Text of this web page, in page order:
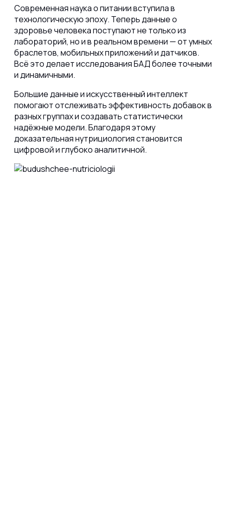
Современная наука о питании вступила в
технологическую эпоху. Теперь данные о
здоровье человека поступают не только из
лабораторий, но и в реальном времени — от умных
браслетов, мобильных приложений и датчиков.
Всё это делает исследования БАД более точными
и динамичными.
Большие данные и искусственный интеллект
помогают отслеживать эффективность добавок в
разных группах и создавать статистически
надёжные модели. Благодаря этому
доказательная нутрициология становится
цифровой и глубоко аналитичной.